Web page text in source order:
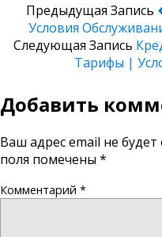
Предыдущая Запись
Условия
Следующая Запись
Тарифы |
Добавить
Ваш адрес email не будет
поля помечены *
Комментарий *